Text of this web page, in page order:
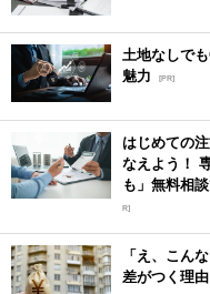
土地なしで
魅力
[PR]
はじめての
なえよう！
も」無料相
R]
「え、こん
差がつく理由